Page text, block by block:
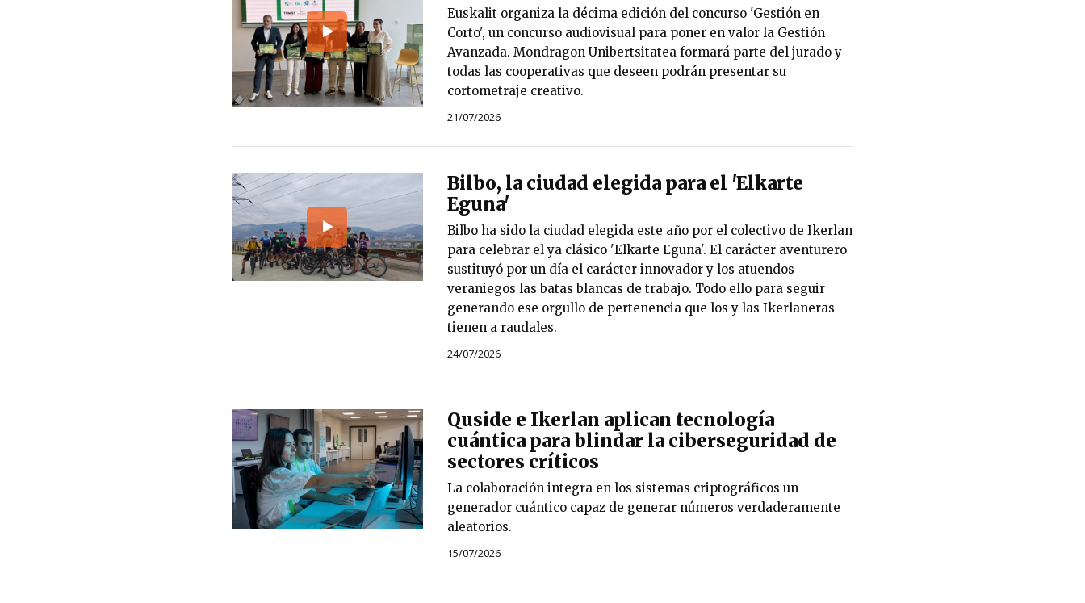
Euskalit organiza la décima edición del concurso 'Gestión en
Corto', un concurso audiovisual para poner en valor la Gestión
Avanzada. Mondragon Unibertsitatea formará parte del jurado y
todas las cooperativas que deseen podrán presentar su
cortometraje creativo.
21/07/2026
Bilbo, la ciudad elegida para el 'Elkarte
Eguna'
Bilbo ha sido la ciudad elegida este año por el colectivo de Ikerlan
para celebrar el ya clásico 'Elkarte Eguna'. El carácter aventurero
sustituyó por un día el carácter innovador y los atuendos
veraniegos las batas blancas de trabajo. Todo ello para seguir
generando ese orgullo de pertenencia que los y las Ikerlaneras
tienen a raudales.
24/07/2026
Quside e Ikerlan aplican tecnología
cuántica para blindar la ciberseguridad de
sectores críticos
La colaboración integra en los sistemas criptográficos un
generador cuántico capaz de generar números verdaderamente
aleatorios.
15/07/2026